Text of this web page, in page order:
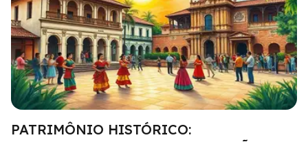
PATRIMÔNIO HISTÓRICO: